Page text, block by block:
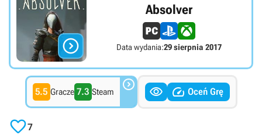

Absolver
Data wydania:29 sierpnia 2017
5.5 Gracze 7.3 Steam    Oceń Grę
7